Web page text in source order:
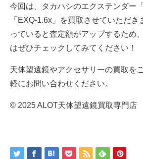
今回は、タカハシのエクステンダー
「EXQ-1.6x」を買取させていただ
っていると査定額がアップするため
はぜひチェックしてみてください！
天体望遠鏡やアクセサリーの買取を
軽にお問い合わせください。
© 2025 ALOT天体望遠鏡買取専門店